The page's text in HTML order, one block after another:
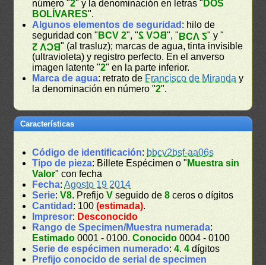
número "2" y la denominación en letras " DOS
BOLÍVARES".
Algunos elementos de seguridad : hilo de
seguridad con " BCV 2", "BCV 2", "BCV 2" y "
BCV 2" (al trasluz); marcas de agua, tinta invisible
(ultravioleta) y registro perfecto. En el anverso
imagen latente "2" en la parte inferior.
Marca de agua: retrato de Francisco de Miranda y
la denominación en número "2".
Características
Código de identificación: bbcv2bsf-aa06s
Tipo de pieza: Billete Espécimen o " Muestra sin
Valor" con fecha
Fecha:Agosto 19 2014
Serie:V8. PrefijoV seguido de8 ceros o dígitos
Cantidad : 100(estimada).
Impresor: Desconocido
Rango de Specimen/Muestra numerada:
Estimado 0001 - 0100.Conocido 0004 - 0100
Serie de espécimen numerado:4.4 dígitos
Prefijo conocido de serial de specimen